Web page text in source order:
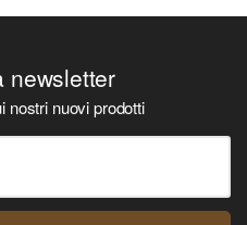
newsletter
nostri nuovi prodotti